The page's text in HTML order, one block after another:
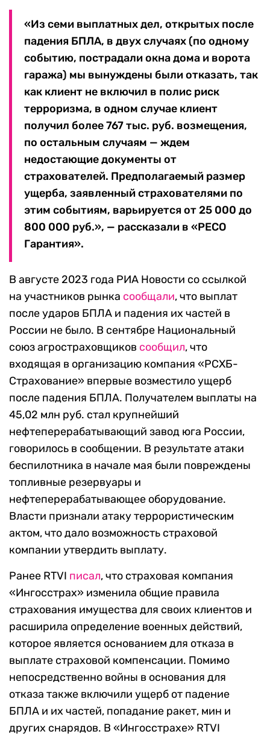
«Из семи выплатных дел, открытых после
падения БПЛА, в двух случаях (по одному
событию, пострадали окна дома и ворота
гаража) мы вынуждены были отказать, так
как клиент не включил в полис риск
терроризма, в одном случае клиент
получил более 767 тыс. руб. возмещения,
по остальным случаям — ждем
недостающие документы от
страхователей. Предполагаемый размер
ущерба, заявленный страхователями по
этим событиям, варьируется от 25 000 до
800 000 руб.», — рассказали в «РЕСО
Гарантия».
В августе 2023 года РИА Новости со ссылкой
на участников рынка сообщали, что выплат
после ударов БПЛА и падения их частей в
России не было. В сентябре Национальный
союз агростраховщиков сообщил, что
входящая в организацию компания «РСХБ-
Страхование» впервые возместило ущерб
после падения БПЛА. Получателем выплаты на
45,02 млн руб. стал крупнейший
нефтеперерабатывающий завод юга России,
говорилось в сообщении. В результате атаки
беспилотника в начале мая были повреждены
топливные резервуары и
нефтеперерабатывающее оборудование.
Власти признали атаку террористическим
актом, что дало возможность страховой
компании утвердить выплату.
Ранее RTVI писал, что страховая компания
«Ингосстрах» изменила общие правила
страхования имущества для своих клиентов и
расширила определение военных действий,
которое является основанием для отказа в
выплате страховой компенсации. Помимо
непосредственно войны в основания для
отказа также включили ущерб от падение
БПЛА и их частей, попадание ракет, мин и
других снарядов. В «Ингосстрахе» RTVI